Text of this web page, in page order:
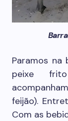
Paramos na
peixe
feijão).
Com as